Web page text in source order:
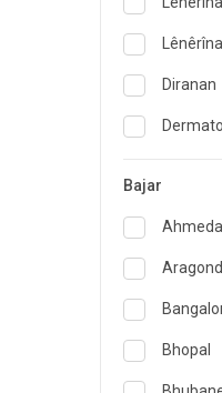
Diranan
Diyabetê
ENT
Pisporê
Bajar
Bhopal